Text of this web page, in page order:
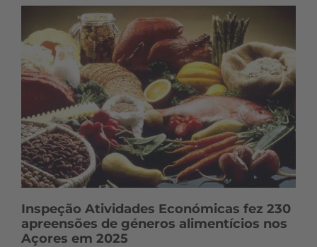
Inspeção Atividades Económicas fez 230
apreensões de géneros alimentícios nos
Açores em 2025